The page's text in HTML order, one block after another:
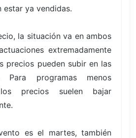
estar ya vendidas.
la situación va en ambos
extremadamente
precios pueden subir en las
Para programas menos
los precios suelen bajar
es el martes, también